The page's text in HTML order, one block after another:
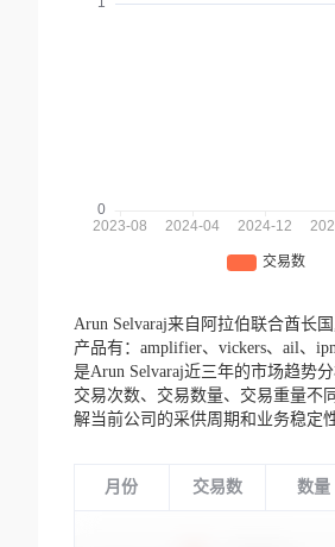
Arun Selvaraj来自阿拉伯联合酋长
产品有：amplifier、vickers、ail、
是Arun Selvaraj近三年的市场趋势
交易次数、交易数量、交易重量不
解当前公司的采供周期和业务稳定性
月份 交易数 数量